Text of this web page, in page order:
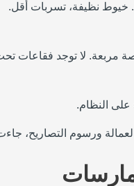
النظام.